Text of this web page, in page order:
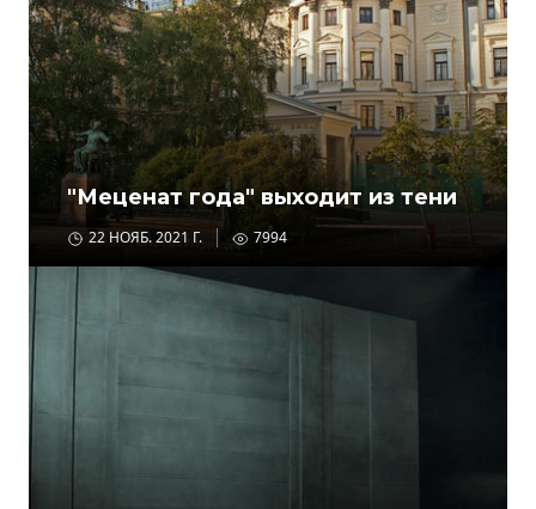
"Меценат года" выходит из тени
22 НОЯБ. 2021 Г. 7994